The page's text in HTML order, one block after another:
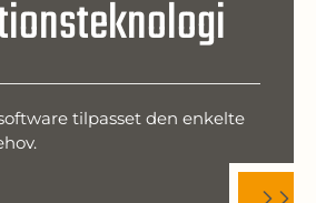
tilpasset den enkelte